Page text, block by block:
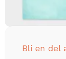
It is a
Bli en del